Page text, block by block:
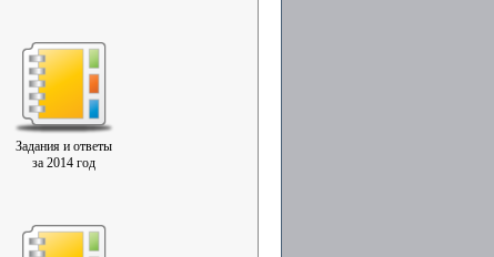
Задания и ответы
за 2014 год